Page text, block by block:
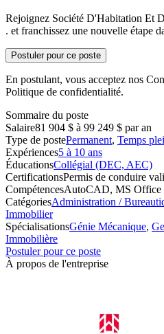
Rejoignez Société D'Habitation Et
. et franchissez une nouvelle étape
Postuler pour ce poste
En postulant, vous acceptez nos
Politique de confidentialité.
Sommaire du poste
Salaire81 904 $ à 99 249 $ par an
Type de postePermanent, Temps
Expériences5 à 10 ans
ÉducationsCollégial (DEC, AEC)
CertificationsPermis de conduire
CompétencesAutoCAD, MS Office
CatégoriesAdministration /
Immobilier
SpécialisationsGénie Mécanique,
Immobilière
Postuler pour ce poste
À propos de l'entreprise